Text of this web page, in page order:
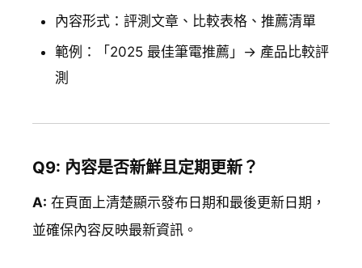
內容形式：評測文章、比較表格、推薦清單
範例：「2025 最佳筆電推薦」→ 產品比較評
測
Q9: 內容是否新鮮且定期更新？
A: 在頁面上清楚顯示發布日期和最後更新日期，
並確保內容反映最新資訊。